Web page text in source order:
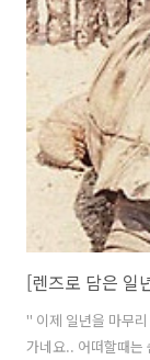
가누가 나오실지 무
^^
" 이제 일년을 마무
가네요.. 어떠할때는